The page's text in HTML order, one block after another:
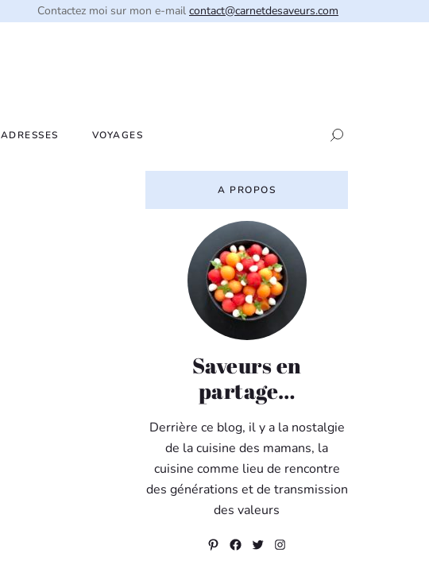
Contactez moi sur mon e-mail contact@carnetdesaveurs.com
ADRESSES VOYAGES
A PROPOS
Saveurs en
partage…
Derrière ce blog, il y a la nostalgie
de la cuisine des mamans, la
cuisine comme lieu de rencontre
des générations et de transmission
des valeurs
Pinterest
Facebook
TwitterInstagram